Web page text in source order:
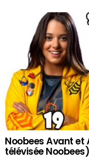
Noobees Avant et
télévisée Noobees)